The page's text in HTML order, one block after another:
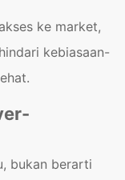
ke market,
kebiasaan-
bukan berarti